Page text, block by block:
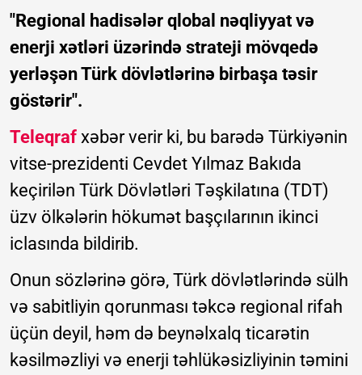
"Regional hadisələr qlobal nəqliyyat və
enerji xətləri üzərində strateji mövqedə
yerləşən Türk dövlətlərinə birbaşa təsir
göstərir".
Teleqraf xəbər verir ki, bu barədə Türkiyənin
vitse-prezidenti Cevdet Yılmaz Bakıda
keçirilən Türk Dövlətləri Təşkilatına (TDT)
üzv ölkələrin hökumət başçılarının ikinci
iclasında bildirib.
Onun sözlərinə görə, Türk dövlətlərində sülh
və sabitliyin qorunması təkcə regional rifah
üçün deyil, həm də beynəlxalq ticarətin
kəsilməzliyi və enerji təhlükəsizliyinin təmini